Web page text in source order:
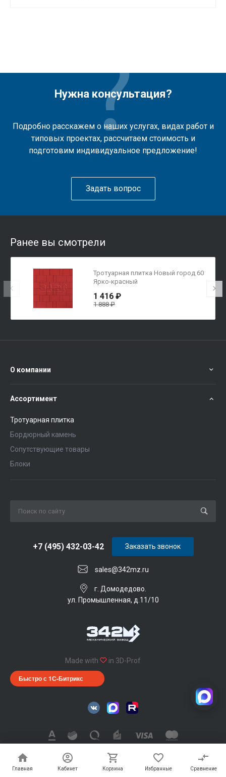
Главная Кабинет Корзина Избранные Сравнение
Главная Кабинет Корзина Избранные Сравнение
Нужна консультация?
Подробно расскажем о наших услугах, видах работ и
типовых проектах, рассчитаем стоимость и
подготовим индивидуальное предложение!
Задать вопрос
Ранее вы смотрели
Тротуарная плитка Новый город 60
Ярко-красный
1 416 ₽
1 888 ₽
О компании
Ассортимент
Тротуарная плитка
Бордюрный камень
Сопутствующие товары
Блоки
sales@342mz.ru
+7 (495) 432-03-42
г. Домодедово.
ул. Промышленная, д.11/10
Заказать звонок
Made with in 3D-Prof
Быстро с 1С-Битрикс
342 Механический завод © 2026, Все права защищены